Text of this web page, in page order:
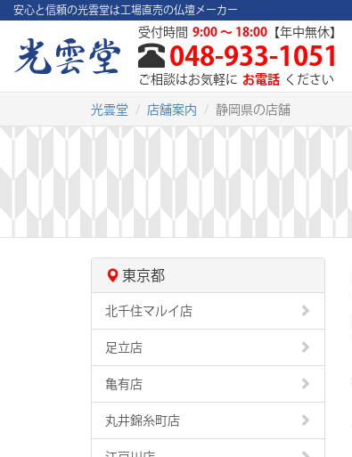
安心と信頼の光雲堂は工場直売の仏壇メーカー
受付時間 9:00 ～ 18:00 【年中無休】
048-933-1051
ご相談はお気軽に お電話 ください
光雲堂 店舗案内 静岡県の店舗
東京都
北千住マルイ店
足立店
亀有店
丸井錦糸町店